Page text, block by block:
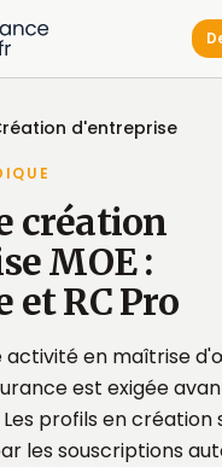
d'entreprise
création
MOE :
et RC Pro
activité en maîtrise
est exigée
profils en création
les souscriptions